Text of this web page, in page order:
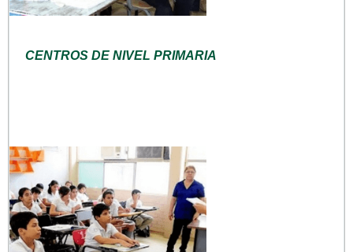
CENTROS DE NIVEL PRIMARIA